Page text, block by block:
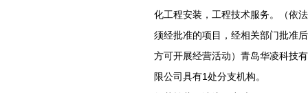
化工程安装，工程技术服务。（依法
须经批准的项目，经相关部门批准后
方可开展经营活动）青岛华凌科技有
限公司具有1处分支机构。